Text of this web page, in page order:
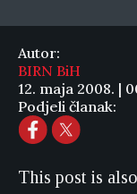
Autor:
BIRN BiH
12. maja 2008. |
Podjeli članak:
This post is